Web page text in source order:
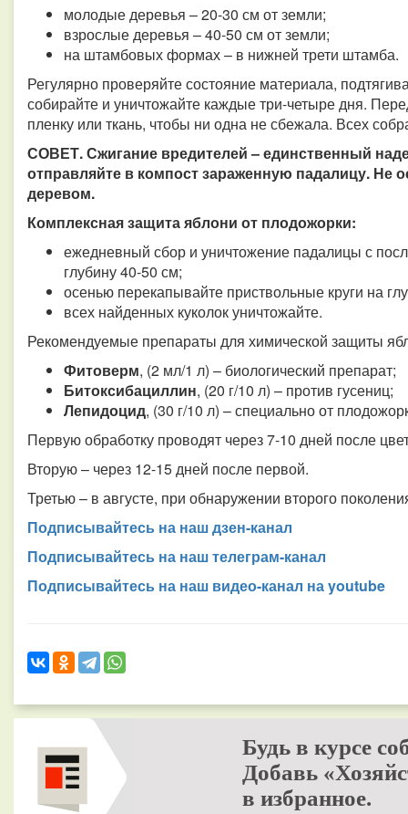
молодые деревья – 20-30 см от земли;
взрослые деревья – 40-50 см от земли;
на штамбовых формах – в нижней трети штамба.
Регулярно проверяйте состояние материала,
собирайте и уничтожайте каждые три-четыре дня.
пленку или ткань, чтобы ни одна не сбежала. Всех
СОВЕТ. Сжигание вредителей – единственный
отправляйте в компост зараженную падалицу. Не
деревом.
Комплексная защита яблони от плодожорки:
ежедневный сбор и уничтожение падалицы с
глубину 40-50 см;
осенью перекапывайте приствольные круги на
всех найденных куколок уничтожайте.
Рекомендуемые препараты для химической защиты
Фитоверм, (2 мл/1 л) – биологический препарат;
Битоксибациллин, (20 г/10 л) – против гусениц;
Лепидоцид, (30 г/10 л) – специально от
Первую обработку проводят через 7-10 дней после
Вторую – через 12-15 дней после первой.
Третью – в августе, при обнаружении второго
Подписывайтесь на наш дзен-канал
Подписывайтесь на наш телеграм-канал
Подписывайтесь на наш видео-канал на youtube
Будь в курсе
Добавь
в избранное.